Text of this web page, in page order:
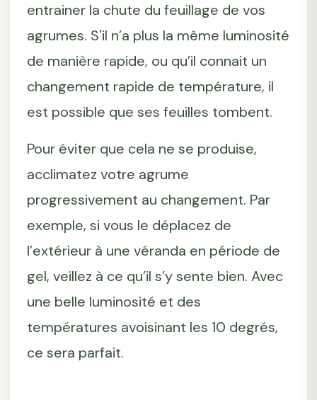
entrainer la chute du feuillage de vos
agrumes. S'il n’a plus la même luminosité
de manière rapide, ou qu’il connait un
changement rapide de température, il
est possible que ses feuilles tombent.
Pour éviter que cela ne se produise,
acclimatez votre agrume
progressivement au changement. Par
exemple, si vous le déplacez de
l’extérieur à une véranda en période de
gel, veillez à ce qu’il s’y sente bien. Avec
une belle luminosité et des
températures avoisinant les 10 degrés,
ce sera parfait.